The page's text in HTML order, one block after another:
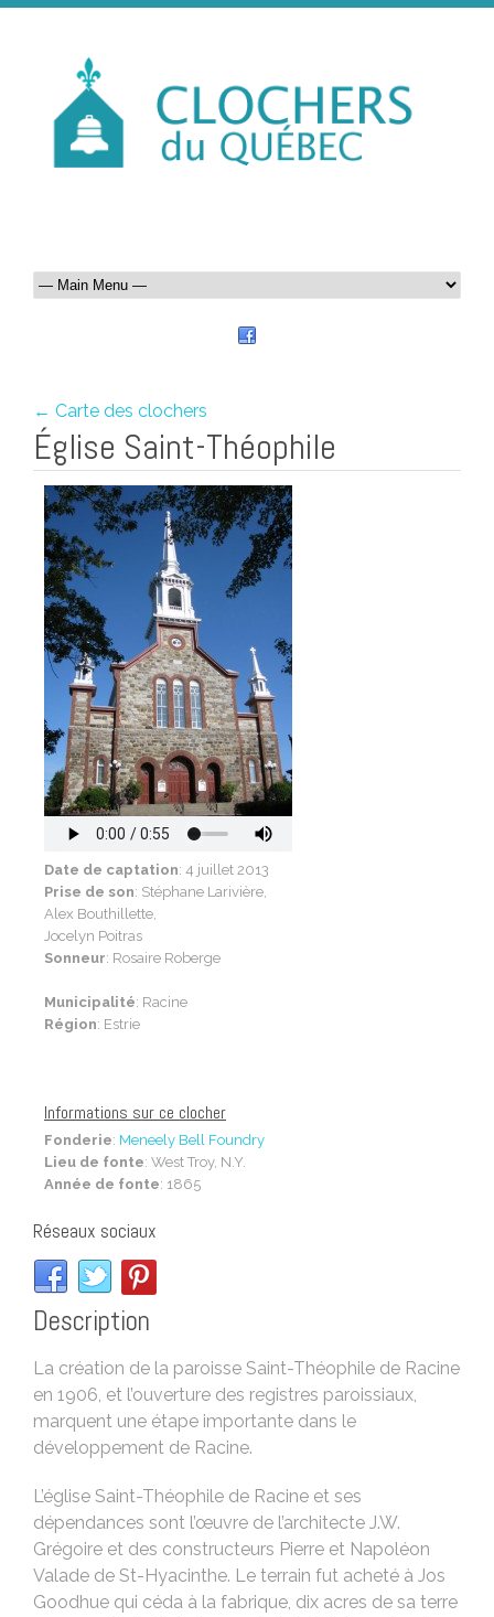
← Carte des clochers
Église Saint-Théophile
Date de captation: 4 juillet 2013
Prise de son: Stéphane Larivière,
Alex Bouthillette,
Jocelyn Poitras
Sonneur: Rosaire Roberge
Municipalité: Racine
Région: Estrie
Informations sur ce clocher
Fonderie: Meneely Bell Foundry
Lieu de fonte: West Troy, N.Y.
Année de fonte: 1865
Réseaux sociaux
Description
La création de la paroisse Saint-Théophile de Racine
en 1906, et l’ouverture des registres paroissiaux,
marquent une étape importante dans le
développement de Racine.
L’église Saint-Théophile de Racine et ses
dépendances sont l’œuvre de l’architecte J.W.
Grégoire et des constructeurs Pierre et Napoléon
Valade de St-Hyacinthe. Le terrain fut acheté à Jos
Goodhue qui céda à la fabrique, dix acres de sa terre